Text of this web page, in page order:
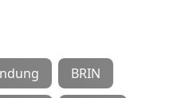
BRIN